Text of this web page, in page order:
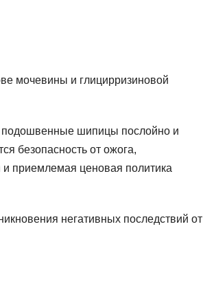
мочевины и глицирризиновой
подошвенные шипицы послойно и
безопасность от ожога,
и приемлемая ценовая политика
негативных последствий от